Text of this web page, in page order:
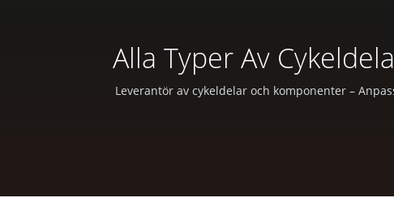
Alla Typer Av
Skräddarsydda
Leverantör av cykeldelar och komponenter –
gjutning, smidning,